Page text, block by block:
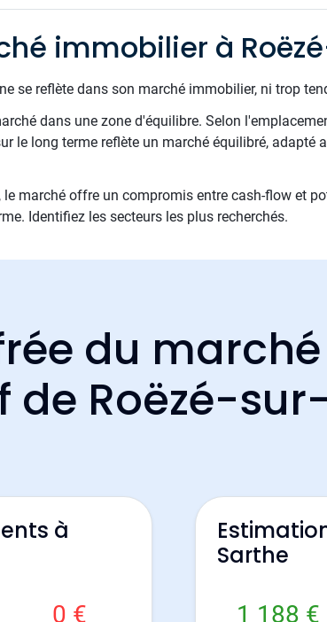
immobilier à
se reflète dans son marché immobilier, ni trop
dans une zone d'équilibre. Selon
le long terme reflète un marché équilibré, adapté
le marché offre un compromis entre cash-flow et
Identifiez les secteurs les plus recherchés.
du
de Roëzé-
à
0 €
Sarthe
1 188 €